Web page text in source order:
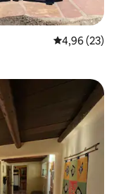
Évaluation
4,96 (23)